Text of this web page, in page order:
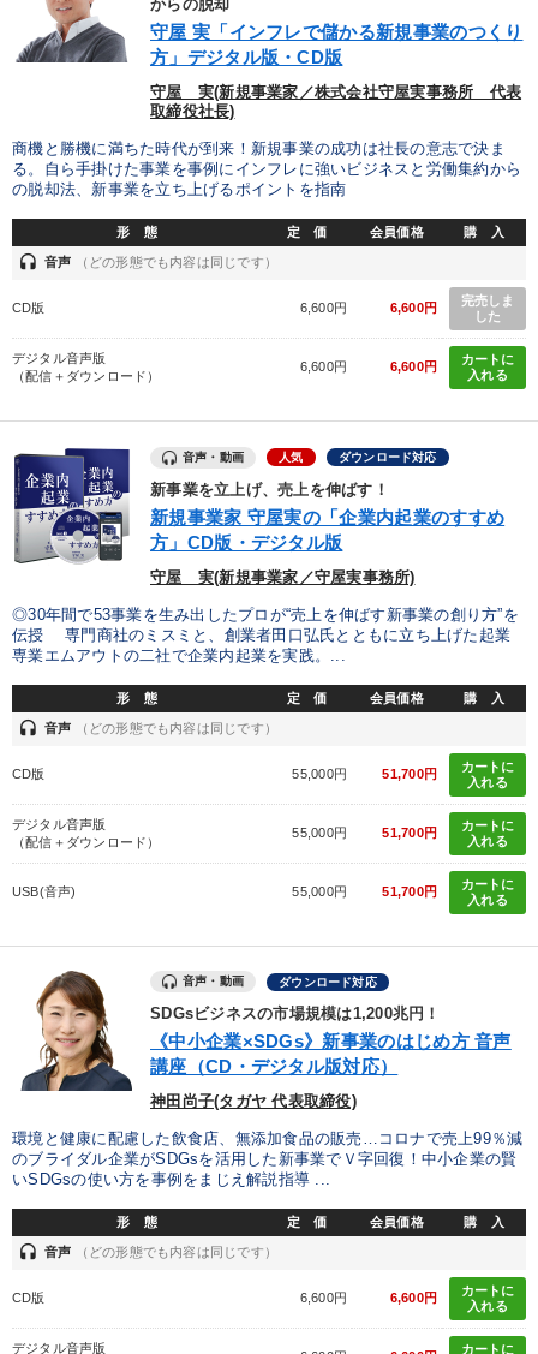
からの脱却
守屋 実「インフレで儲かる新規事業のつくり
方」デジタル版・CD版
守屋 実(新規事業家／株式会社守屋実事務所 代表
取締役社長)
商機と勝機に満ちた時代が到来！新規事業の成功は社長の意志で決ま
る。自ら手掛けた事業を事例にインフレに強いビジネスと労働集約から
の脱却法、新事業を立ち上げるポイントを指南
形 態 定 価 会員価格 購 入
headset 音声 （どの形態でも内容は同じです）
CD版 6,600円 6,600円
完売しま
した
デジタル音声版
（配信＋ダウンロード）
6,600円 6,600円
カートに
入れる
音声・動画 人気 ダウンロード対応
新事業を立上げ、売上を伸ばす！
新規事業家 守屋実の「企業内起業のすすめ
方」CD版・デジタル版
守屋 実(新規事業家／守屋実事務所)
◎30年間で53事業を生み出したプロが“売上を伸ばす新事業の創り方”を
伝授 専門商社のミスミと、創業者田口弘氏とともに立ち上げた起業
専業エムアウトの二社で企業内起業を実践。...
形 態 定 価 会員価格 購 入
headset 音声 （どの形態でも内容は同じです）
CD版 55,000円 51,700円
カートに
入れる
デジタル音声版
（配信＋ダウンロード）
55,000円 51,700円
カートに
入れる
USB(音声) 55,000円 51,700円
カートに
入れる
音声・動画 ダウンロード対応
SDGsビジネスの市場規模は1,200兆円！
《中小企業×SDGs》新事業のはじめ方 音声
講座（CD・デジタル版対応）
神田尚子(タガヤ 代表取締役)
環境と健康に配慮した飲食店、無添加食品の販売…コロナで売上99％減
のブライダル企業がSDGsを活用した新事業でＶ字回復！中小企業の賢
いSDGsの使い方を事例をまじえ解説指導 ...
形 態 定 価 会員価格 購 入
headset 音声 （どの形態でも内容は同じです）
CD版 6,600円 6,600円
カートに
入れる
デジタル音声版 カートに